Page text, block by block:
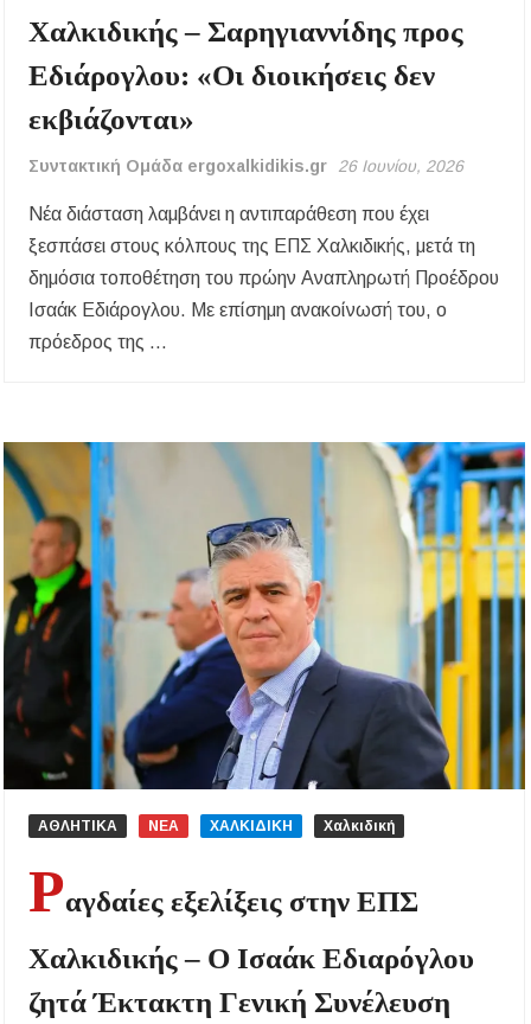
Χαλκιδικής – Σαρηγιαννίδης προς
Εδιάρογλου: «Οι διοικήσεις δεν
εκβιάζονται»
Συντακτική Ομάδα ergoxalkidikis.gr 26 Ιουνίου, 2026
Νέα διάσταση λαμβάνει η αντιπαράθεση που έχει
ξεσπάσει στους κόλπους της ΕΠΣ Χαλκιδικής, μετά τη
δημόσια τοποθέτηση του πρώην Αναπληρωτή Προέδρου
Ισαάκ Εδιάρογλου. Με επίσημη ανακοίνωσή του, ο
πρόεδρος της …
ΑΘΛΗΤΙΚΑ ΝΕΑ ΧΑΛΚΙΔΙΚΗ Χαλκιδική
Ραγδαίες εξελίξεις στην ΕΠΣ
Χαλκιδικής – Ο Ισαάκ Εδιαρόγλου
ζητά Έκτακτη Γενική Συνέλευση